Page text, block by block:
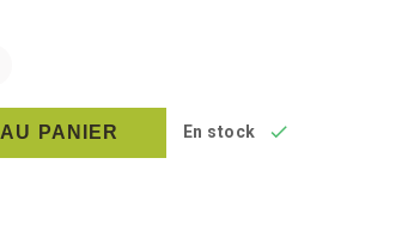
PANIER En stock 